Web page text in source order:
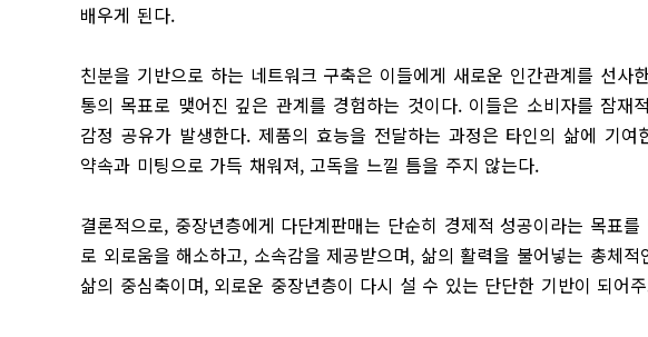
배우게 된다.
친분을 기반으로 하는 네트워크 구축은 이들에게 새로운 인간관계를 선사
통의 목표로 맺어진 깊은 관계를 경험하는 것이다. 이들은 소비자를 잠재
감정 공유가 발생한다. 제품의 효능을 전달하는 과정은 타인의 삶에 기
약속과 미팅으로 가득 채워져, 고독을 느낄 틈을 주지 않는다.
결론적으로, 중장년층에게 다단계판매는 단순히 경제적 성공이라는 목표
로 외로움을 해소하고, 소속감을 제공받으며, 삶의 활력을 불어넣는 총체
삶의 중심축이며, 외로운 중장년층이 다시 설 수 있는 단단한 기반이 되어